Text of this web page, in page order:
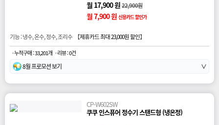
월 17,900 원22,900원
월 7,900 원 신용카드 할인가
기능 : 냉수, 온수, 정수, 조리수 【제휴카드 최대 23,000원 할인】
· 누적구매 : 33,201개 · 리뷰 : 0건
8월 프로모션 보기 ∨
CP-W602SW
쿠쿠 인스퓨어 정수기 스탠드형 (냉온정)